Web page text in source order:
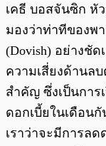
เคธี บอสจันซิก หั
มองว่าท่าทีของพ
(Dovish) อย่างชั
ความเสี่ยงด้านล
สำคัญ ซึ่งเป็นการ
ดอกเบี้ยในเดือน
เราว่าจะมีการลด